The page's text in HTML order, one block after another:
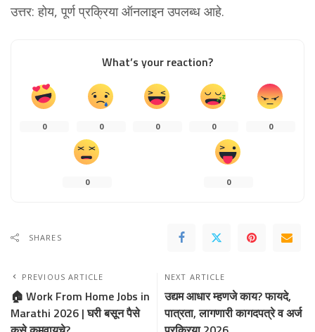
उत्तर: होय, पूर्ण प्रक्रिया ऑनलाइन उपलब्ध आहे.
What’s your reaction?
0 0 0 0 0
0 0
SHARES
PREVIOUS ARTICLE
🏠 Work From Home Jobs in
Marathi 2026 | घरी बसून पैसे
NEXT ARTICLE
उद्यम आधार म्हणजे काय? फायदे,
पात्रता, लागणारी कागदपत्रे व अर्ज